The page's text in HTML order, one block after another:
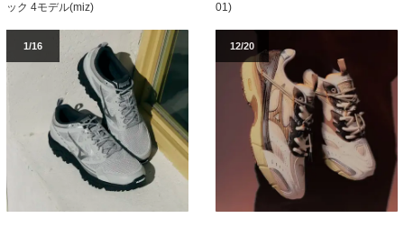
ック 4モデル(miz)
01)
1/16 12/20